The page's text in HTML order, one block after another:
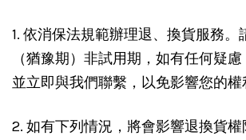
1. 依消保法規範辦理退、換貨服務。
（猶豫期）非試用期，如有任何疑
並立即與我們聯繫，以免影響您的權
2. 如有下列情況，將會影響退換貨